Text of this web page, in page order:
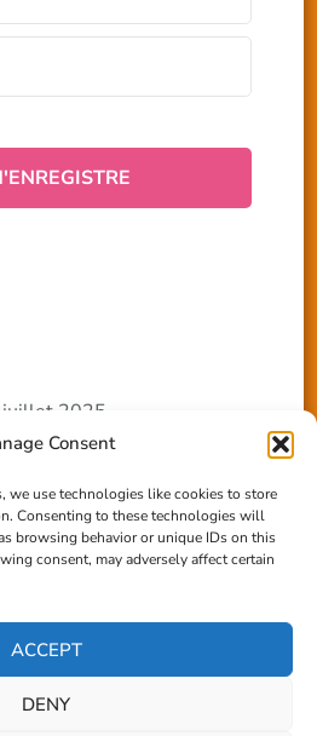
Consent
we use technologies like cookies to store
Consenting to these technologies will
browsing behavior or unique IDs on this
consent, may adversely affect certain
ACCEPT
DENY
juillet 2025
paille
Terre Paille 6/7/24